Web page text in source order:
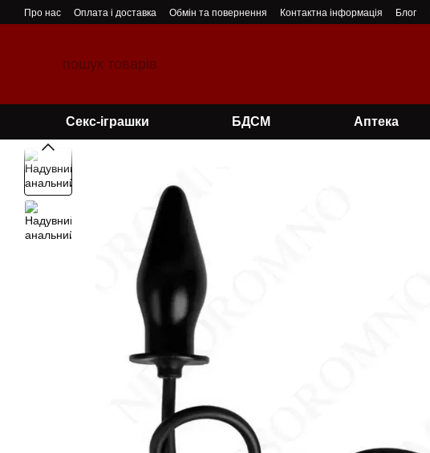
Перейти до основного контенту
Про нас Оплата і доставка Обмін та повернення Контактна інформація Блог
Секс-іграшки БДСМ Аптека